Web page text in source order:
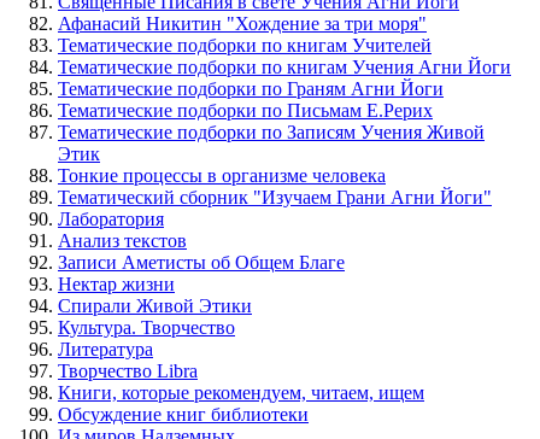
Афанасий Никитин "Хождение за три моря"
Тематические подборки по книгам Учителей
Тематические подборки по книгам Учения Агни Йоги
Тематические подборки по Граням Агни Йоги
Тематические подборки по Письмам Е.Рерих
Тематические подборки по Записям Учения Живой
Этик
Тонкие процессы в организме человека
Тематический сборник "Изучаем Грани Агни Йоги"
Лаборатория
Анализ текстов
Записи Аметисты об Общем Благе
Нектар жизни
Спирали Живой Этики
Культура. Творчество
Литература
Творчество Libra
Книги, которые рекомендуем, читаем, ищем
Обсуждение книг библиотеки